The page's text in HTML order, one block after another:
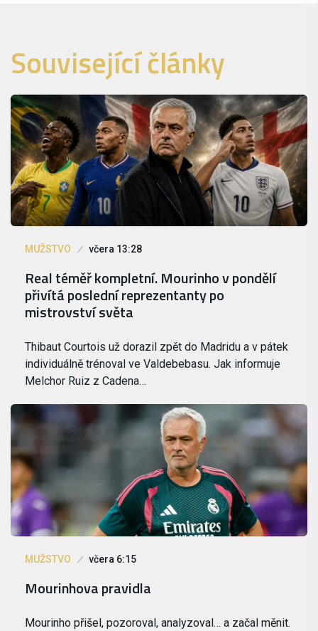
Související články
MUŽSTVO včera 13:28
Real téměř kompletní. Mourinho v pondělí
přivítá poslední reprezentanty po
mistrovství světa
Thibaut Courtois už dorazil zpět do Madridu a v pátek
individuálně trénoval ve Valdebebasu. Jak informuje
Melchor Ruiz z Cadena…
MUŽSTVO včera 6:15
Mourinhova pravidla
Mourinho přišel, pozoroval, analyzoval… a začal měnit.